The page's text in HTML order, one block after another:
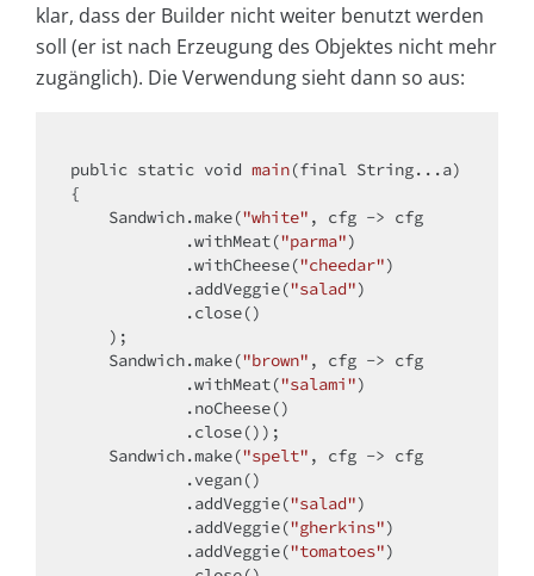
klar, dass der Builder nicht weiter benutzt werden
soll (er ist nach Erzeugung des Objektes nicht mehr
zugänglich). Die Verwendung sieht dann so aus:
public static void main(final String...a)
{
    Sandwich.make(
"white" , cfg -> cfg
            .withMeat(
"parma")
            .withCheese(
"cheedar")
            .addVeggie(
"salad")
    Sandwich.make(
"brown" , cfg -> cfg
            .withMeat(
"salami")
    Sandwich.make(
"spelt" , cfg -> cfg
            .addVeggie(
"salad")
            .addVeggie(
"gherkins")
            .addVeggie(
"tomatoes")